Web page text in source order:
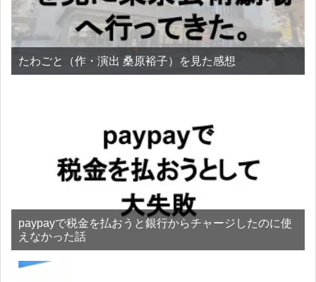
たわごと（作・演出 桑原裕子）を見た感想
paypayで税金を払おうと銀行からチャージしたのに使
えなかった話